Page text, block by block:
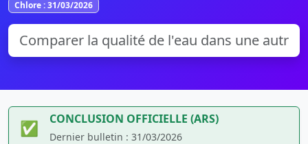
Chlore : 31/03/2026
✅ CONCLUSION OFFICIELLE (ARS)
Dernier bulletin : 31/03/2026